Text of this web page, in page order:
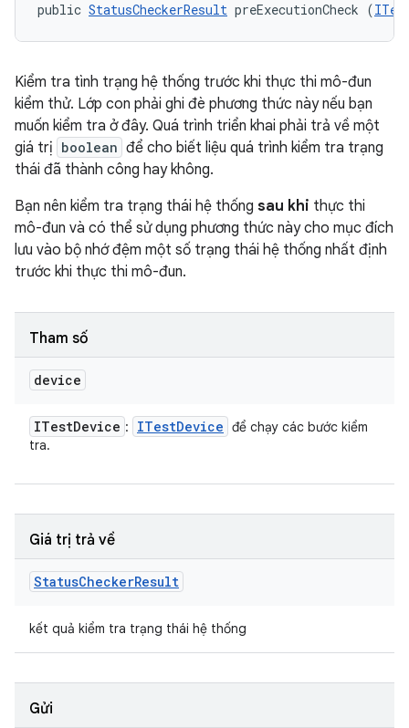
public StatusCheckerResult preExecutionCheck (
Kiểm tra tình trạng hệ thống trước khi thực thi mô-đun
kiểm thử. Lớp con phải ghi đè phương thức này nếu bạn
muốn kiểm tra ở đây. Quá trình triển khai phải trả về một
giá trị boolean để cho biết liệu quá trình kiểm tra trạng
thái đã thành công hay không.
Bạn nên kiểm tra trạng thái hệ thống sau khi thực thi
mô-đun và có thể sử dụng phương thức này cho mục đích
lưu vào bộ nhớ đệm một số trạng thái hệ thống nhất định
trước khi thực thi mô-đun.
Tham số
device
ITestDevice : ITestDevice để chạy các bước kiểm
tra.
Giá trị trả về
StatusCheckerResult
kết quả kiểm tra trạng thái hệ thống
Gửi